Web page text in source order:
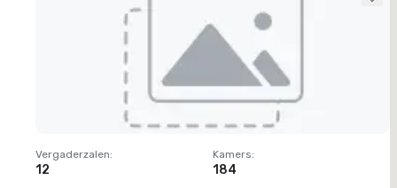
Removed from favorites
Vergaderzalen:
12
Kamers:
184